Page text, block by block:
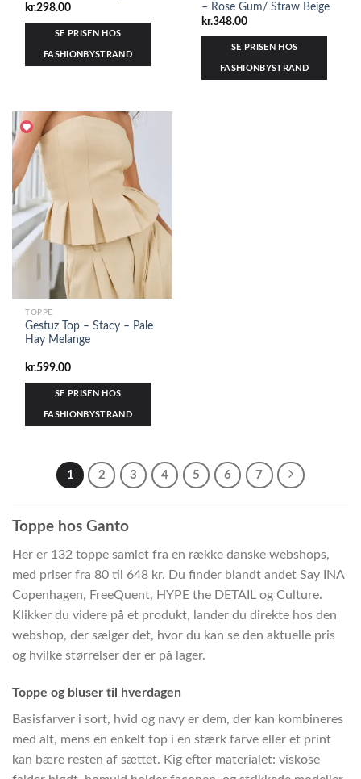
kr.298.00
SE PRISEN HOS
FASHIONBYSTRAND
– Rose Gum/ Straw Beige
kr.348.00
SE PRISEN HOS
FASHIONBYSTRAND
TOPPE
Gestuz Top – Stacy – Pale
Hay Melange
kr.599.00
SE PRISEN HOS
FASHIONBYSTRAND
1 2 3 4 5 6 7
Toppe hos Ganto
Her er 132 toppe samlet fra en række danske webshops,
med priser fra 80 til 648 kr. Du finder blandt andet Say INA
Copenhagen, FreeQuent, HYPE the DETAIL og Culture.
Klikker du videre på et produkt, lander du direkte hos den
webshop, der sælger det, hvor du kan se den aktuelle pris
og hvilke størrelser der er på lager.
Toppe og bluser til hverdagen
Basisfarver i sort, hvid og navy er dem, der kan kombineres
med alt, mens en enkelt top i en stærk farve eller et print
kan bære resten af sættet. Kig efter materialet: viskose